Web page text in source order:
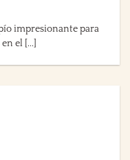
impresionante para
el [...]